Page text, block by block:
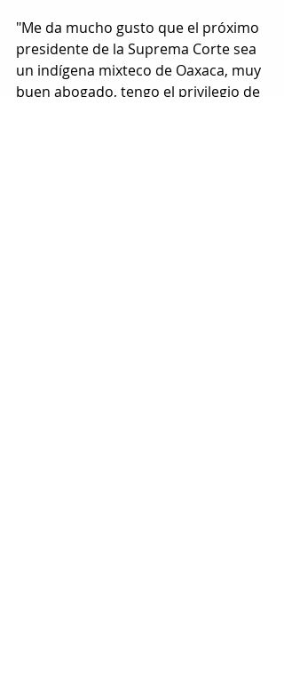
"Me da mucho gusto que el próximo
presidente de la Suprema Corte sea
un indígena mixteco de Oaxaca, muy
buen abogado, tengo el privilegio de